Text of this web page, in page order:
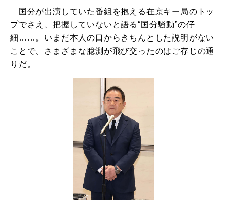
国分が出演していた番組を抱える在京キー局のトッ
プでさえ、把握していないと語る“国分騒動”の仔
細……。いまだ本人の口からきちんとした説明がない
ことで、さまざまな臆測が飛び交ったのはご存じの通
りだ。